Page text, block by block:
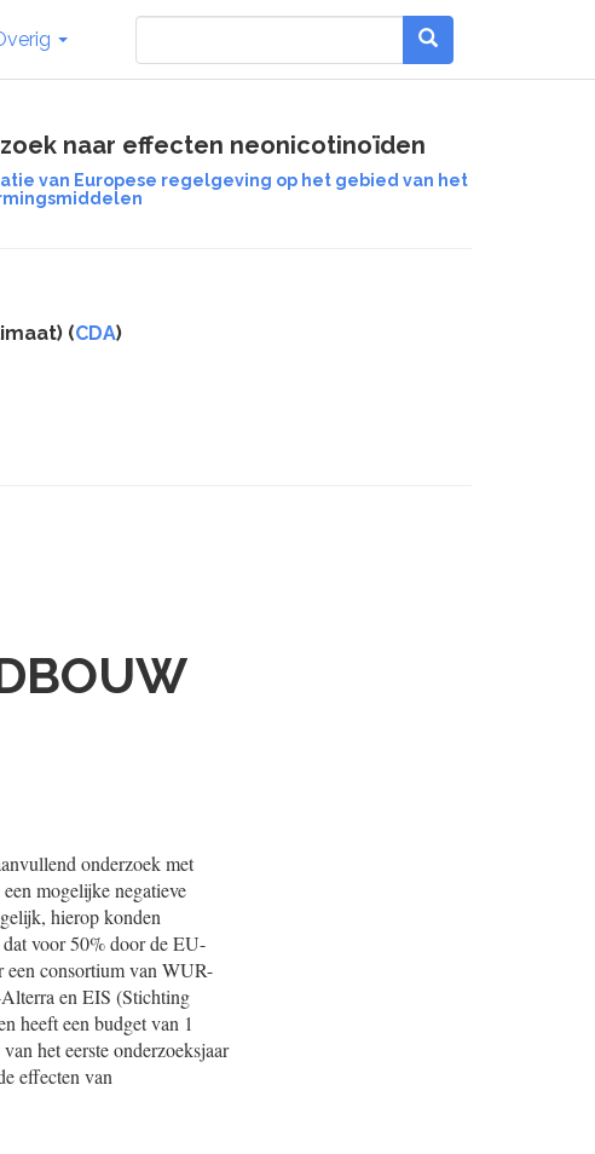
naar effecten neonicotinoïden
van Europese regelgeving op het gebied van het
(CDA)
onderzoek met
mogelijke negatieve
hierop konden
voor 50% door de EU-
een consortium van WUR-
en EIS (Stichting
heeft een budget van 1
het eerste onderzoeksjaar
effecten van